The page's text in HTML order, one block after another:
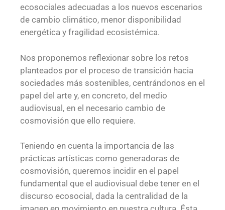
ecosociales adecuadas a los nuevos escenarios
de cambio climático, menor disponibilidad
energética y fragilidad ecosistémica.
Nos proponemos reflexionar sobre los retos
planteados por el proceso de transición hacia
sociedades más sostenibles, centrándonos en el
papel del arte y, en concreto, del medio
audiovisual, en el necesario cambio de
cosmovisión que ello requiere.
Teniendo en cuenta la importancia de las
prácticas artísticas como generadoras de
cosmovisión, queremos incidir en el papel
fundamental que el audiovisual debe tener en el
discurso ecosocial, dada la centralidad de la